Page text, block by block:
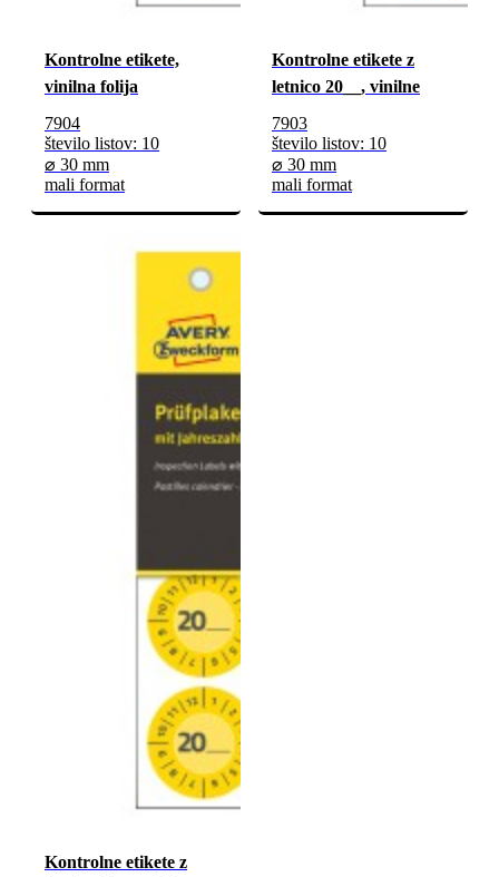
Kontrolne etikete,
vinilna folija
7904
število listov: 10
⌀ 30 mm
mali format
Kontrolne etikete z
letnico 20__, vinilne
7903
število listov: 10
⌀ 30 mm
mali format
Kontrolne etikete z